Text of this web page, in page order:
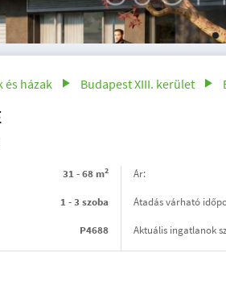
és házak Budapest XIII. kerület
31 - 68 m2 Ár:
1 - 3 szoba Átadás várható
P4688 Aktuális ingatlanok